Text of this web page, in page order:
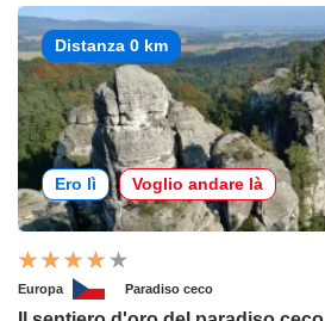
Distanza 0 km
Ero lì Voglio andare là
Europa Paradiso ceco